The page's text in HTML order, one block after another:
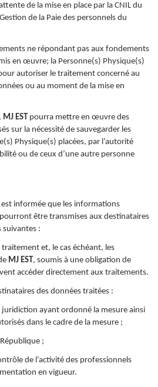
de la mise en place par la CNIL du
de la Paie des personnels du
ne répondant pas aux fondements
en œuvre; la Personne(s) Physique(s)
autoriser le traitement concerné au
ou au moment de la mise en
MJ ESTpourra mettre en œuvre des
sur la nécessité de sauvegarder les
Physique(s) placées, par l’autorité
ou de ceux d’une autre personne
est informée que les informations
être transmises aux destinataires
suivantes :
traitement et, le cas échéant, les
MJ EST, soumis à une obligation de
accéder directement aux traitements.
des données traitées :
juridiction ayant ordonné la mesure ainsi
dans le cadre de la mesure ;
;
de l’activité des professionnels
en vigueur.